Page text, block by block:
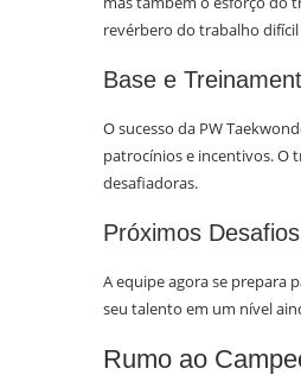
revérbero do trabalho
Base e
O sucesso da PW
patrocínios e incentivos. O
desafiadoras.
Próximos Desafios
A equipe agora se prepara
seu talento em um nível
Rumo ao